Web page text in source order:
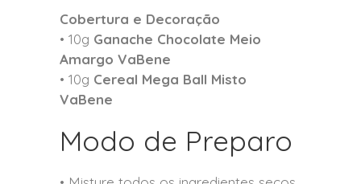
Cobertura e Decoração
• 10g Ganache Chocolate Meio
Amargo VaBene
• 10g Cereal Mega Ball Misto
VaBene
Modo de Preparo